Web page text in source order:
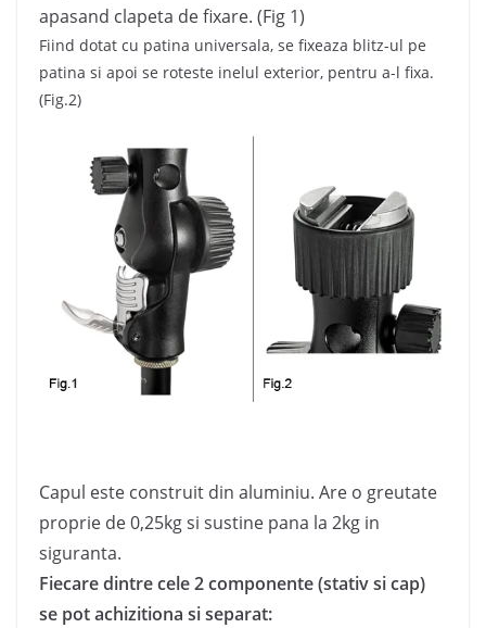
apasand clapeta de fixare. (Fig 1)
Fiind dotat cu patina universala, se fixeaza blitz-ul pe
patina si apoi se roteste inelul exterior, pentru a-l fixa.
(Fig.2)
Capul este construit din aluminiu. Are o greutate
proprie de 0,25kg si sustine pana la 2kg in
siguranta.
Fiecare dintre cele 2 componente (stativ si cap)
se pot achizitiona si separat: